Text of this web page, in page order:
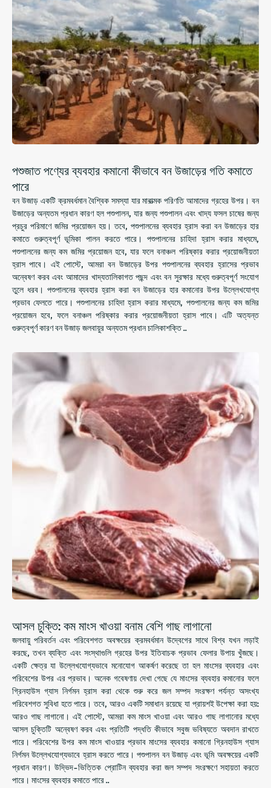
পশুজাত পণ্যের ব্যবহার কমানো কীভাবে বন উজাড়ের গতি কমাতে
পারে
বন উজাড় একটি ক্রমবর্ধমান বৈশ্বিক সমস্যা যার মারাত্মক পরিণতি আমাদের গ্রহের উপর। বন
উজাড়ের অন্যতম প্রধান কারণ হল পশুপালন, যার জন্য পশুপালন এবং খাদ্য ফসল চাষের জন্য
প্রচুর পরিমাণে জমির প্রয়োজন হয়। তবে, পশুপালনের ব্যবহার হ্রাস করা বন উজাড়ের হার
কমাতে গুরুত্বপূর্ণ ভূমিকা পালন করতে পারে। পশুপালনের চাহিদা হ্রাস করার মাধ্যমে,
পশুপালনের জন্য কম জমির প্রয়োজন হবে, যার ফলে বনাঞ্চল পরিষ্কার করার প্রয়োজনীয়তা
হ্রাস পাবে। এই পোস্টে, আমরা বন উজাড়ের উপর পশুপালনের ব্যবহার হ্রাসের প্রভাব
অন্বেষণ করব এবং আমাদের খাদ্যতালিকাগত পছন্দ এবং বন সুরক্ষার মধ্যে গুরুত্বপূর্ণ সংযোগ
তুলে ধরব। পশুপালনের ব্যবহার হ্রাস করা বন উজাড়ের হার কমানোর উপর উল্লেখযোগ্য
প্রভাব ফেলতে পারে। পশুপালনের চাহিদা হ্রাস করার মাধ্যমে, পশুপালনের জন্য কম জমির
প্রয়োজন হবে, ফলে বনাঞ্চল পরিষ্কার করার প্রয়োজনীয়তা হ্রাস পাবে। এটি অত্যন্ত
গুরুত্বপূর্ণ কারণ বন উজাড় জলবায়ুর অন্যতম প্রধান চালিকাশক্তি ..
আসল চুক্তি: কম মাংস খাওয়া বনাম বেশি গাছ লাগানো
জলবায়ু পরিবর্তন এবং পরিবেশগত অবক্ষয়ের ক্রমবর্ধমান উদ্বেগের সাথে বিশ্ব যখন লড়াই
করছে, তখন ব্যক্তি এবং সংস্থাগুলি গ্রহের উপর ইতিবাচক প্রভাব ফেলার উপায় খুঁজছে।
একটি ক্ষেত্র যা উল্লেখযোগ্যভাবে মনোযোগ আকর্ষণ করেছে তা হল মাংসের ব্যবহার এবং
পরিবেশের উপর এর প্রভাব। অনেক গবেষণায় দেখা গেছে যে মাংসের ব্যবহার কমানোর ফলে
গ্রিনহাউস গ্যাস নির্গমন হ্রাস করা থেকে শুরু করে জল সম্পদ সংরক্ষণ পর্যন্ত অসংখ্য
পরিবেশগত সুবিধা হতে পারে। তবে, আরও একটি সমাধান রয়েছে যা প্রায়শই উপেক্ষা করা হয়:
আরও গাছ লাগানো। এই পোস্টে, আমরা কম মাংস খাওয়া এবং আরও গাছ লাগানোর মধ্যে
আসল চুক্তিটি অন্বেষণ করব এবং প্রতিটি পদ্ধতি কীভাবে সবুজ ভবিষ্যতে অবদান রাখতে
পারে। পরিবেশের উপর কম মাংস খাওয়ার প্রভাব মাংসের ব্যবহার কমানো গ্রিনহাউস গ্যাস
নির্গমন উল্লেখযোগ্যভাবে হ্রাস করতে পারে। পশুপালন বন উজাড় এবং ভূমি অবক্ষয়ের একটি
প্রধান কারণ। উদ্ভিদ-ভিত্তিক প্রোটিন ব্যবহার করা জল সম্পদ সংরক্ষণে সহায়তা করতে
পারে। মাংসের ব্যবহার কমাতে পারে ..